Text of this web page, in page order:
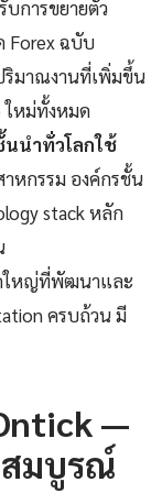
บการขยายตัว
Forex ฉบับ
ริมาณงานที่เพิ่มขึ้น
ใหม่ทั้งหมด
นนำทั่วโลกใช้
หกรรม องค์กรชั้น
stack หลัก
ใหญ่ที่พัฒนาและ
ครบถ้วน มี
—
สมบูรณ์